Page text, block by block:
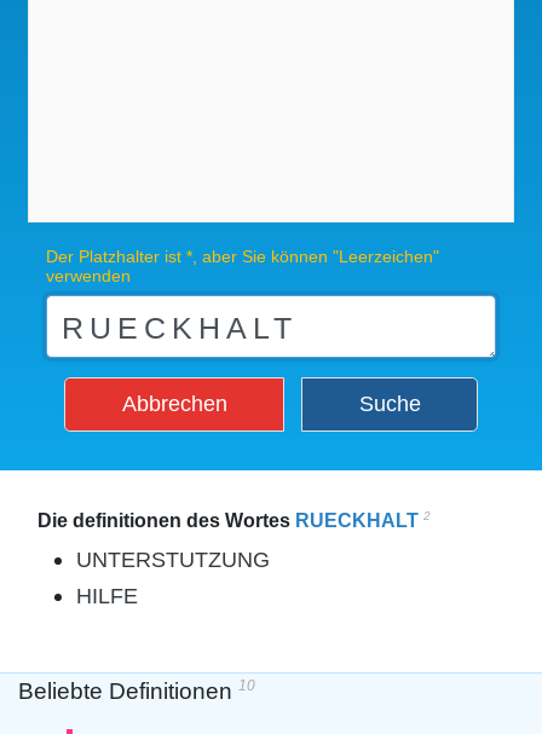
Der Platzhalter ist *, aber Sie können "Leerzeichen"
verwenden
Abbrechen Suche
Die definitionen des Wortes RUECKHALT 2
UNTERSTUTZUNG
HILFE
Beliebte Definitionen 10